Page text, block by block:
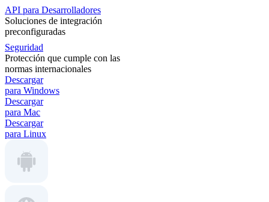
API para Desarrolladores
Soluciones de integración
preconfiguradas
Seguridad
Protección que cumple con las
normas internacionales
Descargar
para Windows
Descargar
para Mac
Descargar
para Linux